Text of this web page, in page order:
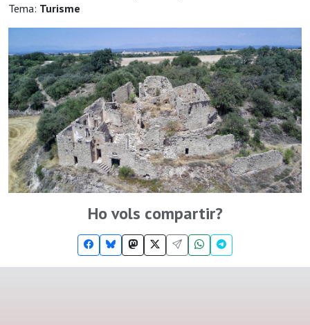
Tema: Turisme
Ho vols compartir?